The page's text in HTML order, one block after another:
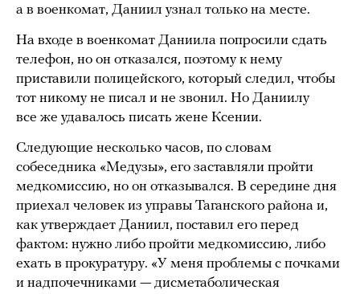
а в военкомат, Даниил узнал только на месте.
На входе в военкомат Даниила попросили сдать
телефон, но он отказался, поэтому к нему
приставили полицейского, который следил, чтобы
тот никому не писал и не звонил. Но Даниилу
все же удавалось писать жене Ксении.
Следующие несколько часов, по словам
собеседника «Медузы», его заставляли пройти
медкомиссию, но он отказывался. В середине дня
приехал человек из управы Таганского района и,
как утверждает Даниил, поставил его перед
фактом: нужно либо пройти медкомиссию, либо
ехать в прокуратуру. «У меня проблемы с почками
и надпочечниками — дисметаболическая